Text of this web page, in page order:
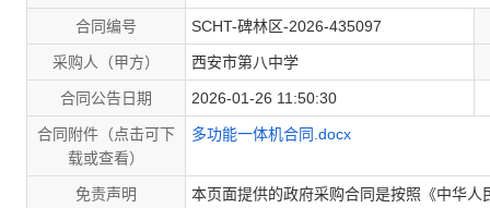
合同编号 SCHT-碑林区-2026-435097
采购人（甲方） 西安市第八中学
合同公告日期 2026-01-26 11:50:30
合同附件（点击可下
载或查看）
多功能一体机合同.docx
免责声明
本页面提供的政府采购合同是按照《中华